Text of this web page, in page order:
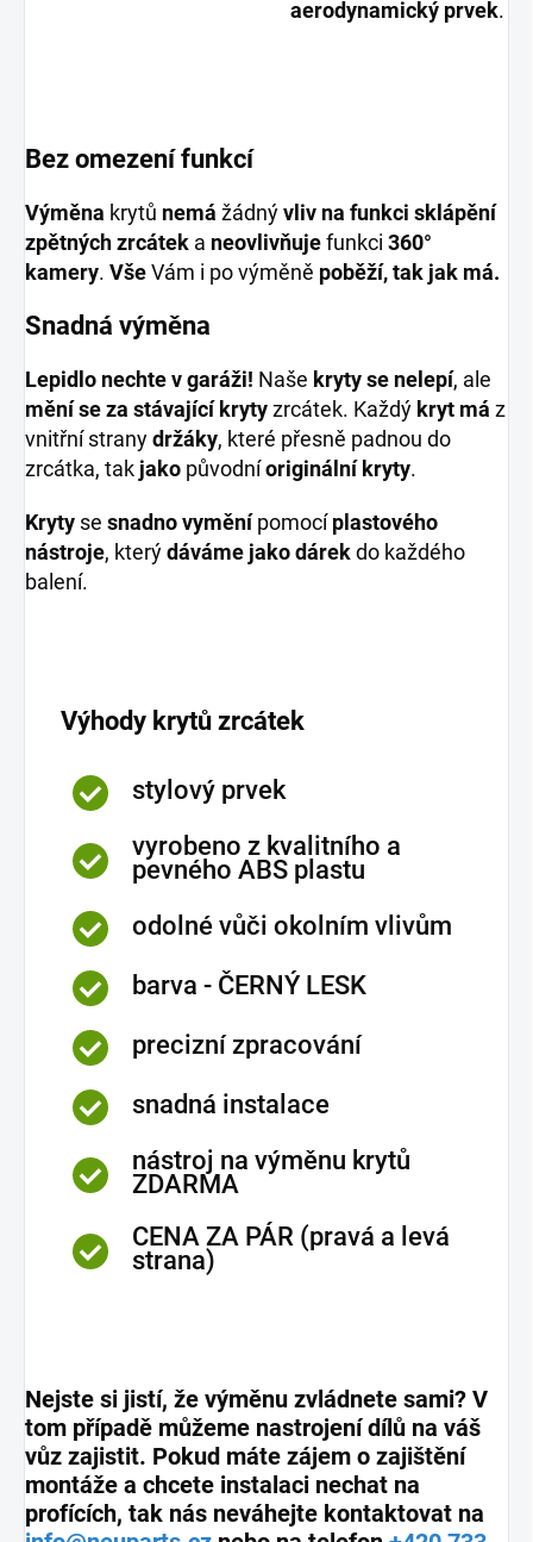
aerodynamický prvek.
Bez omezení funkcí
Výměna krytů nemá žádnývliv na funkci sklápění
zpětných zrcátek a neovlivňujefunkci 360°
kamery. VšeVám i po výměně poběží, tak jak má.
Snadná výměna
Lepidlo nechte v garáži! Naše kryty se nelepí, ale
mění se za stávající krytyzrcátek. Každý kryt má z
vnitřní stranydržáky, které přesně padnou do
zrcátka, tak jako původníoriginální kryty.
Kryty se snadno vyměnípomocíplastového
nástroje, kterýdáváme jako dárekdo každého
balení.
Výhody krytů zrcátek
stylový prvek
vyrobeno z kvalitního a
pevného ABS plastu
odolné vůči okolním vlivům
barva - ČERNÝ LESK
precizní zpracování
snadná instalace
nástroj na výměnu krytů
ZDARMA
CENA ZA PÁR (pravá a levá
strana)
Nejste si jistí, že výměnu zvládnete sami? V
tom případě můžeme nastrojení dílů na váš
vůz zajistit. Pokud máte zájem o zajištění
montáže a chcete instalaci nechat na
profících, tak nás neváhejte kontaktovat na